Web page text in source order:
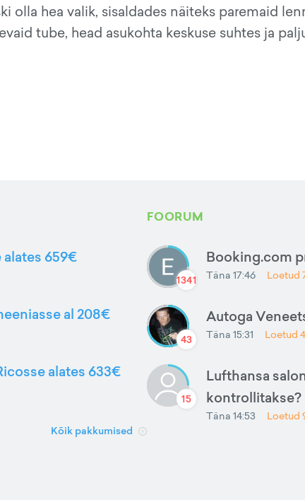
hea valik, sisaldades näiteks paremaid
tube, head asukohta keskuse suhtes ja
659€
al 208€
alates 633€
Kõik pakkumised
FOORUM
1341
Booking.com
Täna 17:46 Loetud
43
Autoga
Täna 15:31 Loetud
15
Lufthansa
kontrollitakse?
Täna 14:53 Loetud